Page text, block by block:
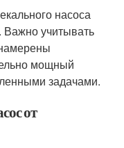
насоса
Важно учитывать
мощный
задачами.
от